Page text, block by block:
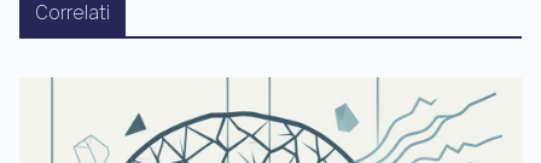
Correlati